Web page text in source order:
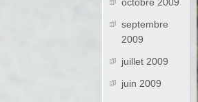
octobre 2009
septembre
2009
juillet 2009
juin 2009